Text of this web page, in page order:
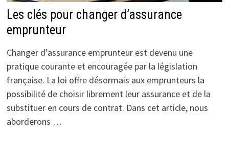
Les clés pour changer d’assurance
emprunteur
Changer d’assurance emprunteur est devenu une
pratique courante et encouragée par la législation
française. La loi offre désormais aux emprunteurs la
possibilité de choisir librement leur assurance et de la
substituer en cours de contrat. Dans cet article, nous
aborderons …